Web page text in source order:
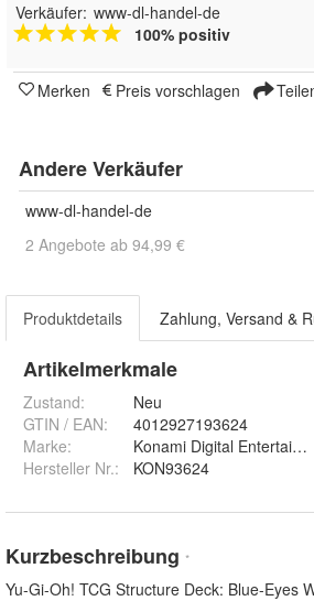
Verkäufer: www-dl-handel-de
100% positiv
Merken Preis vorschlagen
Andere Verkäufer
www-dl-handel-de
2 Angebote ab 94,99 €
Produktdetails Zahlung, Versand &
Artikelmerkmale
Zustand:
Neu
GTIN / EAN:
4012927193624
Marke:
Konami Digital
Hersteller Nr.:
KON93624
Kurzbeschreibung *
Yu-Gi-Oh! TCG Structure Deck: Blue-Eyes